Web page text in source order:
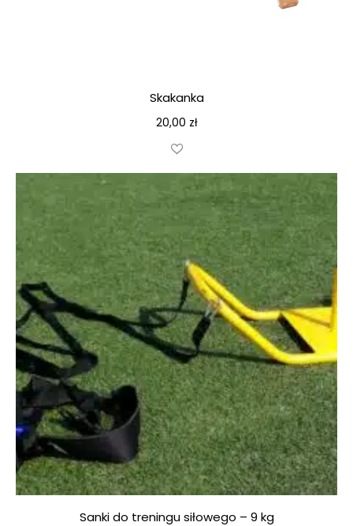
Skakanka
20,00 zł
Sanki do treningu siłowego – 9 kg